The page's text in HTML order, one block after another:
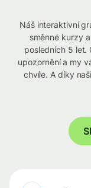
Náš interaktivní
směnné kurzy
posledních 5 let.
upozornění a my
chvíle. A díky